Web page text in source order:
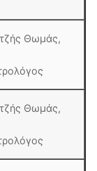
Θωμάς,
Θωμάς,